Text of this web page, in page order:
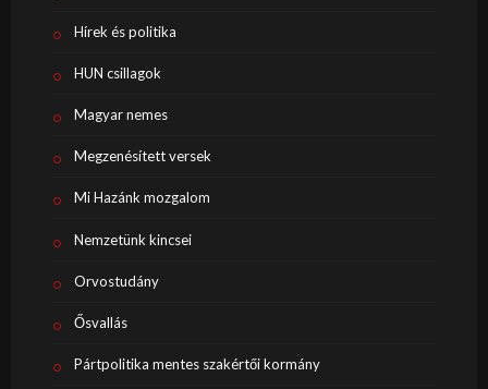
Hírek és politika
HUN csillagok
Magyar nemes
Megzenésített versek
Mi Hazánk mozgalom
Nemzetünk kincsei
Orvostudány
Ősvallás
Pártpolitika mentes szakértői kormány